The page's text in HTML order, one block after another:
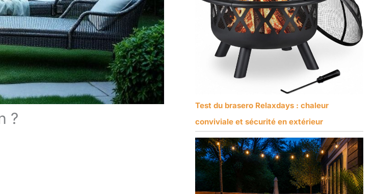
?
Test du brasero Relaxdays : chaleur
conviviale et sécurité en extérieur